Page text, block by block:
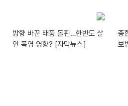
방향 바꾼 태풍 돌핀…한반도 살
인 폭염 영향? [자막뉴스]
종
보